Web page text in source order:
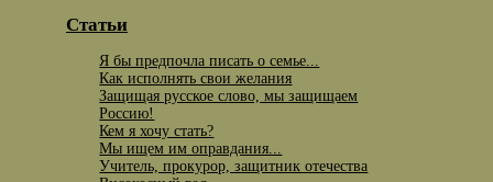
Статьи
Я бы предпочла писать о семье...
Как исполнять свои желания
Защищая русское слово, мы защищаем
Россию!
Кем я хочу стать?
Мы ищем им оправдания...
Учитель, прокурор, защитник отечества